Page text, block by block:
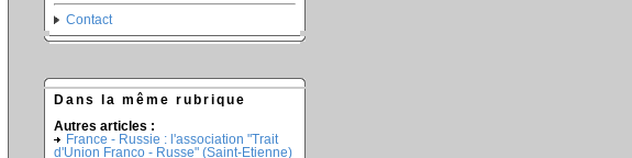
Contact
Dans la même rubrique
Autres articles :
France - Russie : l'association "Trait
d'Union Franco - Russe" (Saint-Etienne)